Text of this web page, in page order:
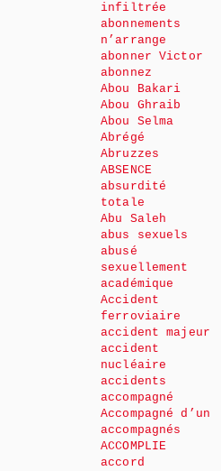
infiltrée
abonnements
n’arrange
abonner Victor
abonnez
Abou Bakari
Abou Ghraib
Abou Selma
Abrégé
Abruzzes
ABSENCE
absurdité
totale
Abu Saleh
abus sexuels
abusé
sexuellement
académique
Accident
ferroviaire
accident majeur
accident
nucléaire
accidents
accompagné
Accompagné d’un
accompagnés
ACCOMPLIE
accord